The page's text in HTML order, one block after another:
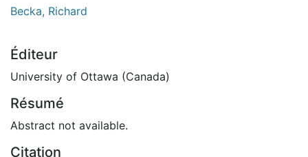
Becka, Richard
Éditeur
University of Ottawa (Canada)
Résumé
Abstract not available.
Citation